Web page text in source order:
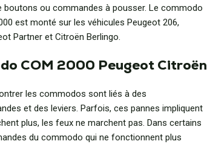
boutons ou commandes à pousser. Le commodo
est monté sur les véhicules Peugeot 206,
Partner et Citroën Berlingo.
COM 2000 Peugeot Citroën
les commodos sont liés à des
et des leviers. Parfois, ces pannes impliquent
plus, les feux ne marchent pas. Dans certains
du commodo qui ne fonctionnent plus